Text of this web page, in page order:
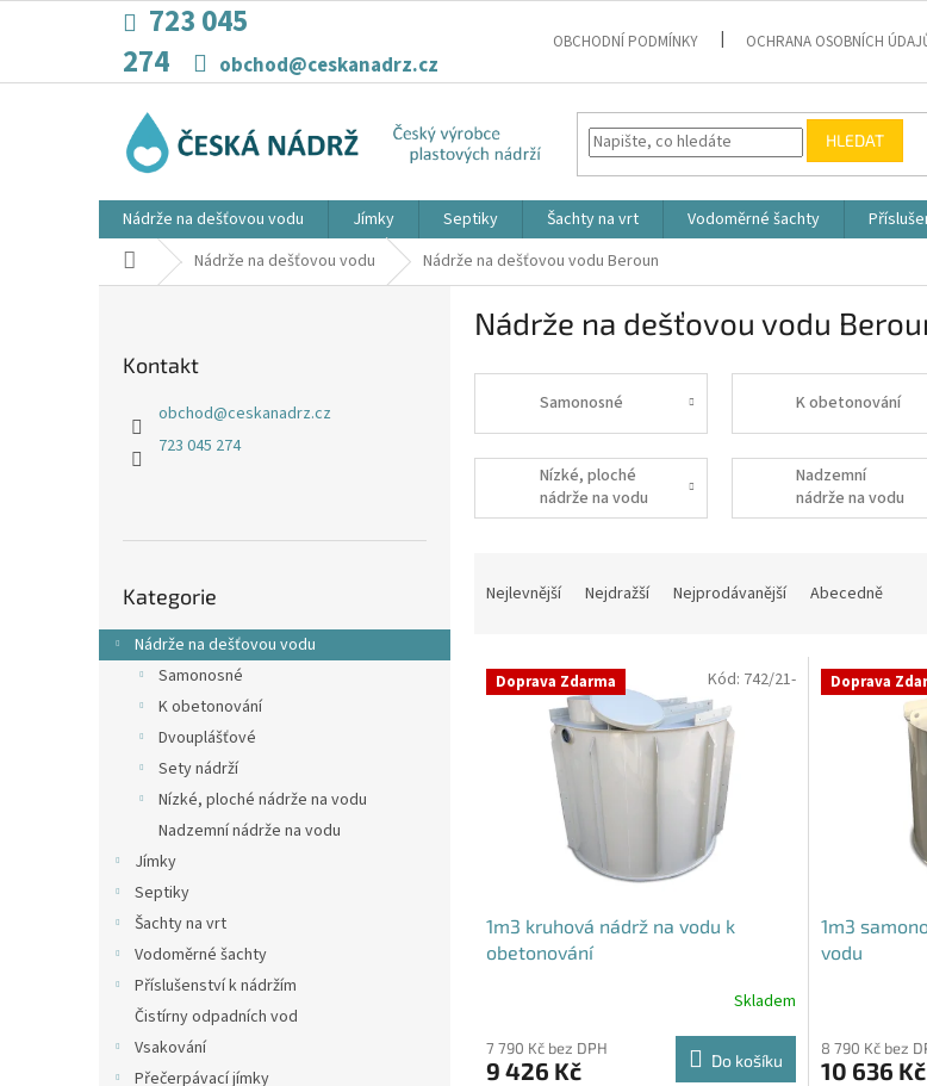
723 045
274
obchod@ceskanadrz.cz
OBCHODNÍ PODMÍNKY OCHRANA OSOBNÍCH
HLEDAT
Nádrže na dešťovou vodu Jímky Septiky Šachty na vrt Vodoměrné šachty
Domů Nádrže na dešťovou vodu Nádrže na dešťovou vodu Beroun
l
Kontakt
obchod@ceskanadrz.cz
723 045 274
kategorie
Kategorie
Nádrže na dešťovou vodu
Samonosné
K obetonování
Dvouplášťové
Sety nádrží
Nízké, ploché nádrže na vodu
Nadzemní nádrže na vodu
Jímky
Septiky
Šachty na vrt
Vodoměrné šachty
Příslušenství k nádržím
Čistírny odpadních vod
Vsakování
Přečerpávací jímky
Nádrže na dešťovou vodu
Samonosné K obetonování
Nízké, ploché
nádrže na vodu
Nadzemní
nádrže na vodu
n
Nejlevnější Nejdražší Nejprodávanější Abecedně
V Doprava Zdarma
1m3 kruhová nádrž na vodu k
obetonování
produktu
je
Skladem
7 790 Kč bez DPH
9 426 Kč Do košíku
Kód: 742/21- Doprava
1m3
vodu
produktu
je
8 790 Kč bez
10 636 Kč